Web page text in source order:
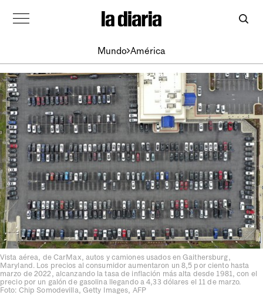
Mundo América
Vista aérea, de CarMax, autos y camiones usados en Gaithersburg,
Maryland. Los precios al consumidor aumentaron un 8,5 por ciento hasta
marzo de 2022, alcanzando la tasa de inflación más alta desde 1981, con el
precio por un galón de gasolina llegando a 4,33 dólares el 11 de marzo.
Foto: Chip Somodevilla, Getty Images, AFP